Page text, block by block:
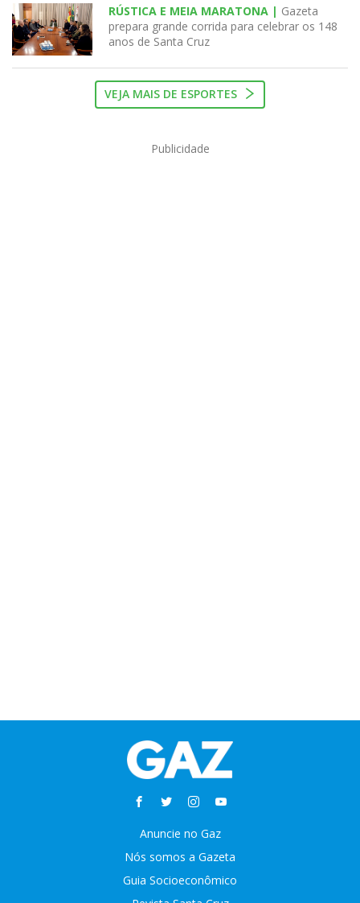
RÚSTICA E MEIA MARATONA | Gazeta
prepara grande corrida para celebrar os 148
anos de Santa Cruz
VEJA MAIS DE ESPORTES
Publicidade
Anuncie no Gaz
Nós somos a Gazeta
Guia Socioeconômico